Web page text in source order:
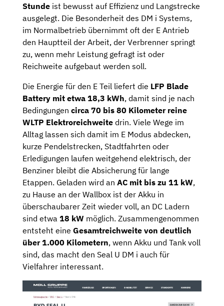
Stunde ist bewusst auf Effizienz und Langstrecke
ausgelegt. Die Besonderheit des DM i Systems,
im Normalbetrieb übernimmt oft der E Antrieb
den Hauptteil der Arbeit, der Verbrenner springt
zu, wenn mehr Leistung gefragt ist oder
Reichweite aufgebaut werden soll.
Die Energie für den E Teil liefert die LFP Blade
Battery mit etwa 18,3 kWh, damit sind je nach
Bedingungen circa 70 bis 80 Kilometer reine
WLTP Elektroreichweite drin. Viele Wege im
Alltag lassen sich damit im E Modus abdecken,
kurze Pendelstrecken, Stadtfahrten oder
Erledigungen laufen weitgehend elektrisch, der
Benziner bleibt die Absicherung für lange
Etappen. Geladen wird an AC mit bis zu 11 kW,
zu Hause an der Wallbox ist der Akku in
überschaubarer Zeit wieder voll, an DC Ladern
sind etwa 18 kW möglich. Zusammengenommen
entsteht eine Gesamtreichweite von deutlich
über 1.000 Kilometern, wenn Akku und Tank voll
sind, das macht den Seal U DM i auch für
Vielfahrer interessant.